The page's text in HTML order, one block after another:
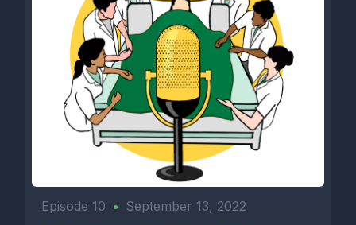
Episode 10 • September 13, 2022